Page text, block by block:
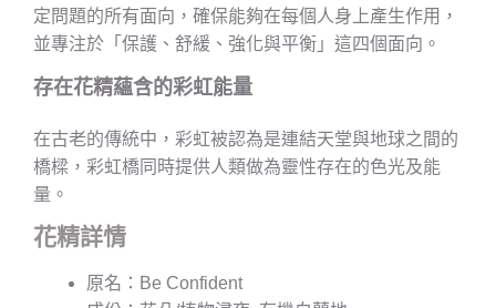
定問題的所有面向，確保能夠在每個人身上產生作用，
並專注於「保護、舒緩、強化與平衡」這四個面向。
存在花精蘊含的彩虹能量
在古老的傳統中，彩虹被認為是連結天堂與地球之間的
橋樑，彩虹橋同時提供人類做為靈性存在的色光及能
量。
花精詳情
原名：Be Confident